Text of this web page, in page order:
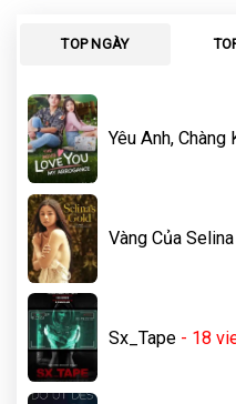
TOP NGÀY
Yêu Anh, Chàng
Vàng Của Selina
Sx_Tape - 18